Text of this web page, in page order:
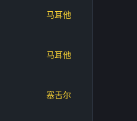
马耳他
马耳他
塞舌尔